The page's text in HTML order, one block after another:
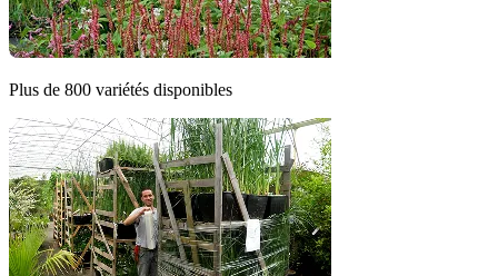
Plus de 800 variétés disponibles